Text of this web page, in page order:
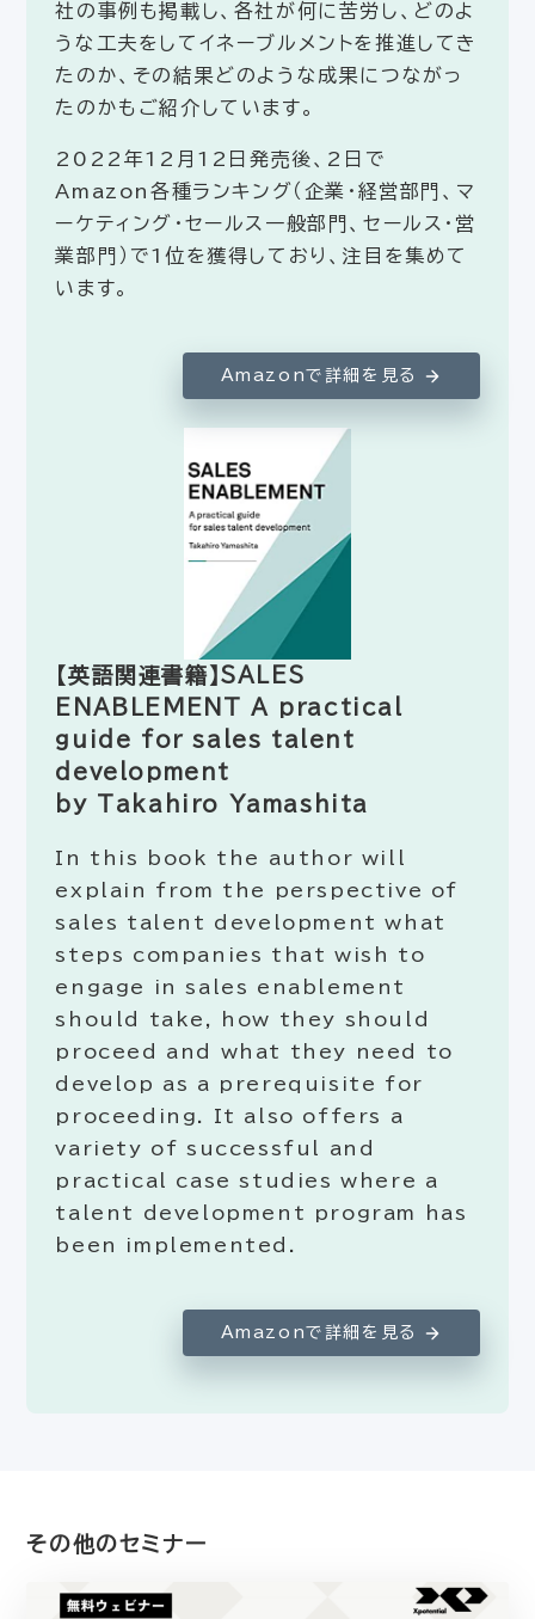
社の事例も掲載し、各社が何に苦労し、どのよ
うな工夫をしてイネーブルメントを推進してき
たのか、その結果どのような成果につながっ
たのかもご紹介しています。
2022年12月12日発売後、2日で
Amazon各種ランキング（企業・経営部門、マ
ーケティング・セールス一般部門、セールス・営
業部門）で1位を獲得しており、注目を集めて
います。
Amazonで詳細を見る
【英語関連書籍】SALES
ENABLEMENT A practical
guide for sales talent
development
by Takahiro Yamashita
In this book the author will
explain from the perspective of
sales talent development what
steps companies that wish to
engage in sales enablement
should take, how they should
proceed and what they need to
develop as a prerequisite for
proceeding. It also offers a
variety of successful and
practical case studies where a
talent development program has
been implemented.
Amazonで詳細を見る
その他のセミナー